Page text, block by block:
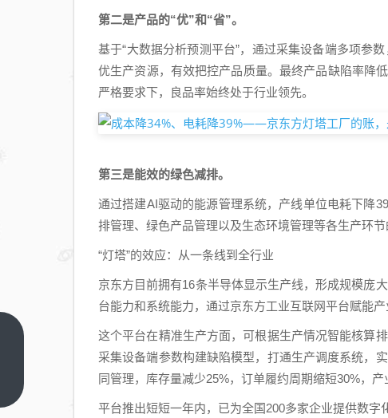
第二是产品的“优”和“省”。
基于“大数据分析预测平台”，通过采集设备端多项参
优生产资源，有效把控产品质量。最终产品缺陷率降
严格要求下，良品率始终处于行业领先。
第三是能效的绿色减排。
通过搭建AI驱动的能源管理系统，产线单位电耗下降
排管理、绿色产品管理以及生态环境管理等各生产环
“灯塔”的效应：从一条线到全行业
京东方目前拥有16条半导体显示生产线，形成规模庞
台能力和系统能力，通过京东方工业互联网平台赋能产
这个平台在精准生产方面，可根据生产情况智能核算
采集设备端参数构建缺陷模型，打通生产调度系统，
同管理，库存量减少25%，订单履约周期缩短30%，产
平台推出短短一年内，已为全国200多家企业提供数字